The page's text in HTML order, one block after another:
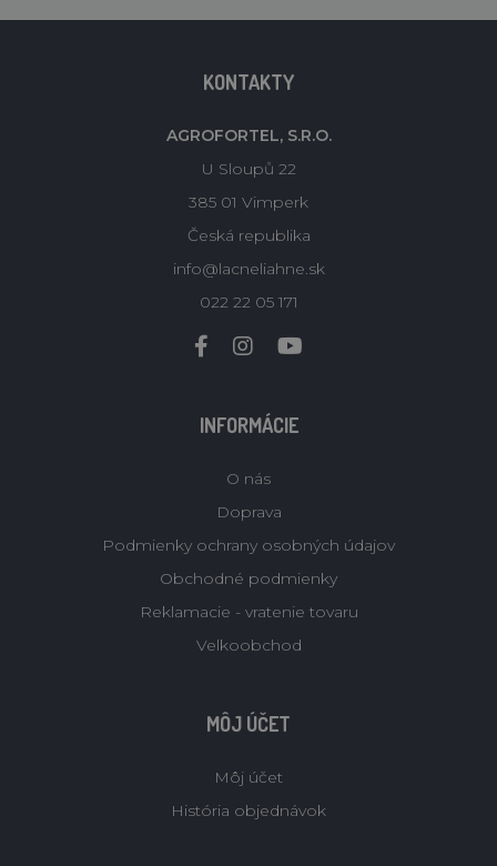
KONTAKTY
AGROFORTEL, S.R.O.
U Sloupů 22
385 01 Vimperk
Česká republika
info@lacneliahne.sk
022 22 05 171
INFORMÁCIE
O nás
Doprava
Podmienky ochrany osobných údajov
Obchodné podmienky
Reklamacie - vratenie tovaru
Velkoobchod
MÔJ ÚČET
Môj účet
História objednávok